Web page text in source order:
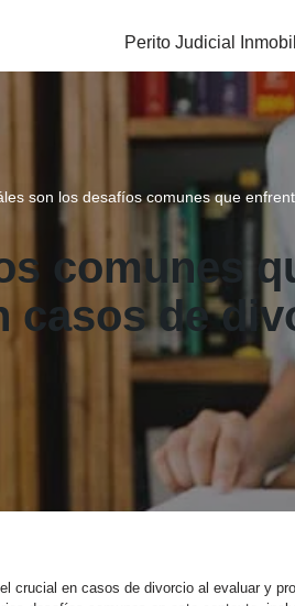
Perito Judicial
son los desafíos comunes que
comunes
casos de
crucial en casos de divorcio al evaluar y